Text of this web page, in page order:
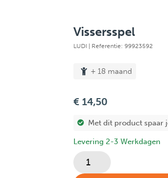
Vissersspel
LUDI | Referentie: 99923592
+ 18 maand
€ 14,50
Met dit product spaar
Levering 2-3 Werkdagen